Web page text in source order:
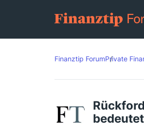
Finanztip ForumPrivate
bedeutet